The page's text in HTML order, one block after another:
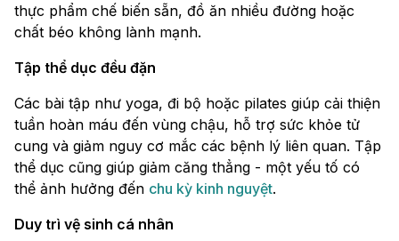
thực phẩm chế biến sẵn, đồ ăn nhiều đường hoặc
chất béo không lành mạnh.
Tập thể dục đều đặn
Các bài tập như yoga, đi bộ hoặc pilates giúp cải thiện
tuần hoàn máu đến vùng chậu, hỗ trợ sức khỏe tử
cung và giảm nguy cơ mắc các bệnh lý liên quan. Tập
thể dục cũng giúp giảm căng thẳng - một yếu tố có
thể ảnh hưởng đến chu kỳ kinh nguyệt.
Duy trì vệ sinh cá nhân